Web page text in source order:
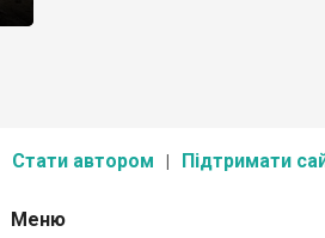
Стати автором Підтримати
Меню